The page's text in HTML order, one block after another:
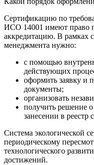
Сертификацию по
ИСО 14001 имеют право
аккредитацию. В рамках
менеджмента нужно:
с помощью
действующих
оформить заявку и
документы;
организовать
получить решение
занесении в реестр
Система экологической
периодическому
технологического
достижений.